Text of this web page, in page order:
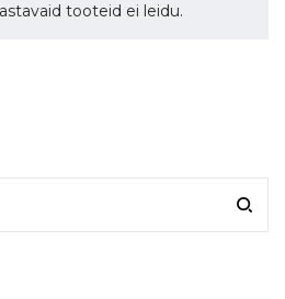
tooteid ei leidu.